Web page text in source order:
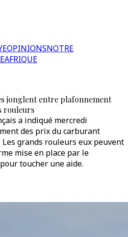
OPINIONSNOTRE
AFRIQUE
jonglent entre plafonnement
rouleurs
a indiqué mercredi
des prix du carburant
grands rouleurs eux peuvent
mise en place par le
toucher une aide.